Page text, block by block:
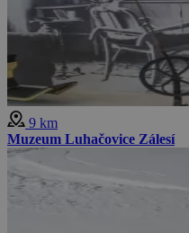
9 km
Muzeum Luhačovice Zálesí